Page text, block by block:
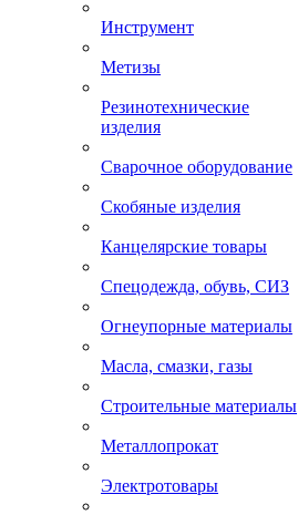
Инструмент
Метизы
Резинотехнические
изделия
Сварочное оборудование
Скобяные изделия
Канцелярские товары
Спецодежда, обувь, СИЗ
Огнеупорные материалы
Масла, смазки, газы
Строительные материалы
Металлопрокат
Электротовары